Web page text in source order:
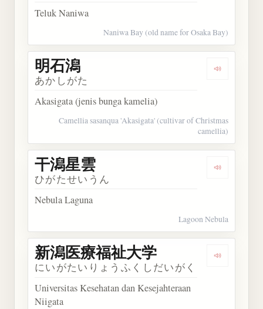
Teluk Naniwa
Naniwa Bay (old name for Osaka Bay)
Dengarkan
明石潟
あかしがた
Akasigata (jenis bunga kamelia)
Camellia sasanqua 'Akasigata' (cultivar of Christmas
camellia)
Dengarkan
干潟星雲
ひがたせいうん
Nebula Laguna
Lagoon Nebula
Dengarkan
新潟医療福祉大学
にいがたいりょうふくしだいがく
Universitas Kesehatan dan Kesejahteraan
Niigata